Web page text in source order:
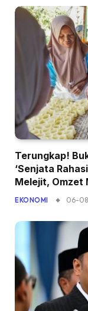
Terungkap!
‘Senjata
Melejit, Omzet
EKONOMI 06-